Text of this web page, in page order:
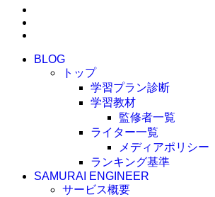
BLOG
トップ
学習プラン診断
学習教材
監修者一覧
ライター一覧
メディアポリシー
ランキング基準
SAMURAI ENGINEER
サービス概要